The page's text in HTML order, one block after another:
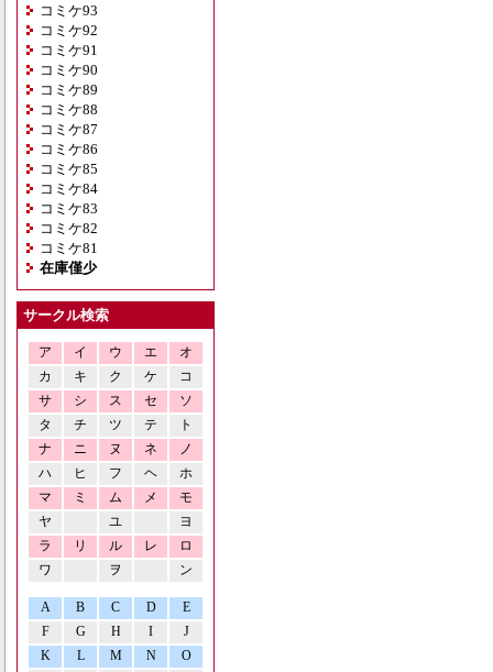
コミケ93
コミケ92
コミケ91
コミケ90
コミケ89
コミケ88
コミケ87
コミケ86
コミケ85
コミケ84
コミケ83
コミケ82
コミケ81
在庫僅少
サークル検索
ア イ ウ エ
オ
カ
キ ク ケ
コ
サ
シ ス セ
ソ
タ
チ ツ テ
ト
ナ
ニ ヌ ネ
ノ
ハ
ヒ フ ヘ
ホ
マ
ミ ム メ
モ
ヤ
ユ
ヨ
ラ
リ ル レ
ロ
ワ
ヲ ン
A B C D
E
F
G H I
J
K
L M N O